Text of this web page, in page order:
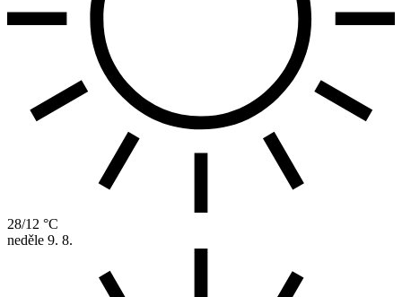
28/12 °C
neděle 9. 8.